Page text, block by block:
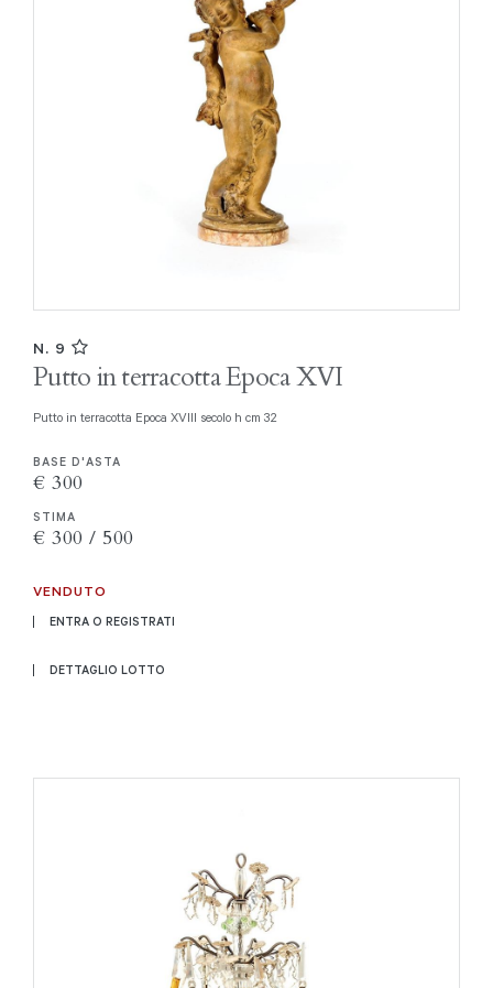
N. 9
Putto in terracotta Epoca XVI
Putto in terracotta Epoca XVIII secolo h cm 32
BASE D'ASTA
€ 300
STIMA
€ 300 / 500
VENDUTO
ENTRA O REGISTRATI
DETTAGLIO LOTTO